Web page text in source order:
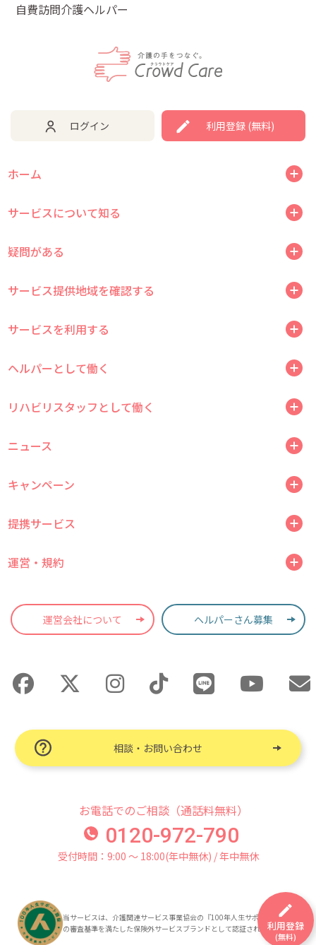
自費訪問介護ヘルパー
ログイン 利用登録 (無料)
ホーム
サービスについて知る
疑問がある
サービス提供地域を確認する
サービスを利用する
ヘルパーとして働く
リハビリスタッフとして働く
ニュース
キャンペーン
提携サービス
運営・規約
運営会社について ヘルパーさん募集
相談・お問い合わせ
お電話でのご相談（通話料無料）
0120-972-790
受付時間：9:00 〜 18:00(年中無休) / 年中無休
当サービスは、介護関連サービス事業協会の『100年人生サポート認証』
の審査基準を満たした保険外サービスブランドとして認証されています。
利用登録
(無料)